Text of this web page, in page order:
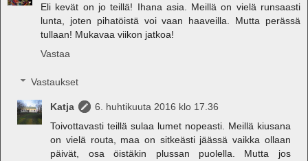
Eli kevät on jo teillä! Ihana asia. Meillä on vielä runsaasti
lunta, joten pihatöistä voi vaan haaveilla. Mutta perässä
tullaan! Mukavaa viikon jatkoa!
Vastaa
Vastaukset
Katja
6. huhtikuuta 2016 klo 17.36
Toivottavasti teillä sulaa lumet nopeasti. Meillä kiusana
on vielä routa, maa on sitkeästi jäässä vaikka ollaan
päivät, osa öistäkin plussan puolella. Mutta jos